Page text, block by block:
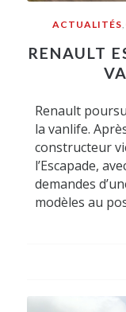
ACTUALITÉS
RENAULT
Renault
la vanlife.
constructeur
l’Escapade,
demandes
modèles au